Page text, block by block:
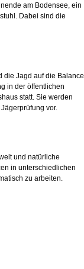
am Bodensee, ein
Dabei sind die
die Jagd auf die Balance
in der öffentlichen
statt. Sie werden
vor.
und natürliche
in unterschiedlichen
zu arbeiten.